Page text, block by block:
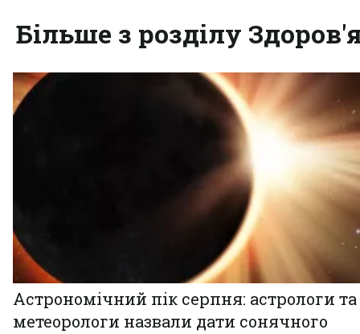
Більше з розділу
Астрономічний пік серпня: астрологи та
метеорологи назвали дати сонячного